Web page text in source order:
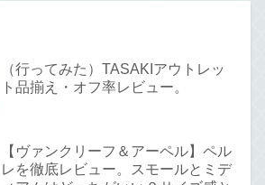
（行ってみた）TASAKIアウトレッ
ト品揃え・オフ率レビュー。
【ヴァンクリーフ＆アーペル】ペル
レを徹底レビュー。スモールとミデ